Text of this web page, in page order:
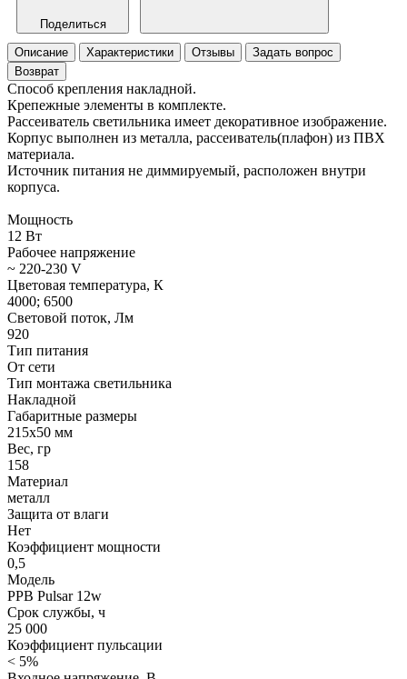
Поделиться
Описание Характеристики Отзывы
Задать вопрос
Возврат
Способ крепления накладной.
Крепежные элементы в комплекте.
Рассеиватель светильника имеет декоративное изображение.
Корпус выполнен из металла, рассеиватель(плафон) из ПВХ
материала.
Источник питания не диммируемый, расположен внутри
корпуса.
Мощность
12 Вт
Рабочее напряжение
~ 220-230 V
Цветовая температура, К
4000; 6500
Световой поток, Лм
920
Тип питания
От сети
Тип монтажа светильника
Накладной
Габаритные размеры
215х50 мм
Вес, гр
158
Материал
металл
Защита от влаги
Нет
Коэффициент мощности
0,5
Модель
PPB Pulsar 12w
Срок службы, ч
25 000
Коэффициент пульсации
< 5%